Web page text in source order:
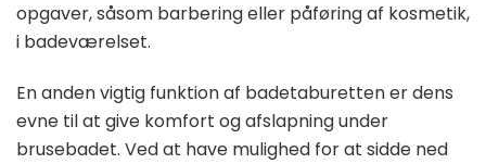
opgaver, såsom barbering eller påføring af kosmetik,
i badeværelset.
En anden vigtig funktion af badetaburetten er dens
evne til at give komfort og afslapning under
brusebadet. Ved at have mulighed for at sidde ned